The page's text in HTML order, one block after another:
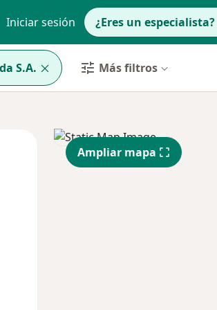
Iniciar sesión ¿Eres un especialista?
S.A. Más filtros
Jue
13 Ago
Vie
14 Ago
Ampliar mapa